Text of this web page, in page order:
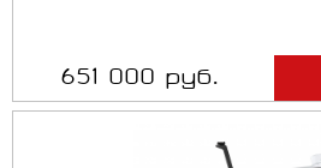
651 000 руб.